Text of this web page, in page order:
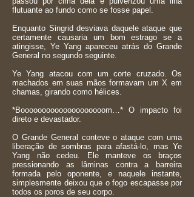
flutuante ao fundo como se fosse papel.
Enquanto Singrid desviava daquele ataque que
certamente causaria um bom estrago se a
atingisse, Ye Yang apareceu atrás do Grande
General no segundo seguinte.
Ye Yang atacou com um corte cruzado. Os
machados em suas mãos formavam um X em
chamas, girando como hélices.
*Boooooooooooooooooooom…* O impacto foi
direto e devastador.
O Grande General conteve o ataque com uma
liberação de sombras para afastá-lo, mas Ye
Yang não cedeu. Ele manteve os braços
pressionando as lâminas contra a barreira
formada pelo oponente, e naquele instante,
simplesmente deixou que o fogo escapasse por
todos os poros de seu corpo.